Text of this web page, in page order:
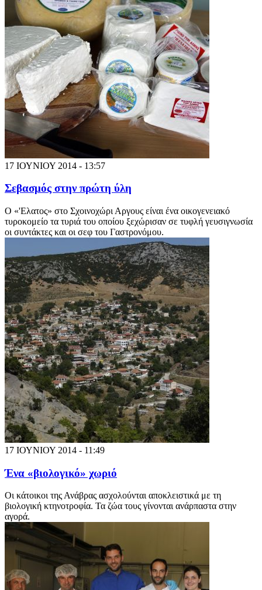
17 ΙΟΥΝΙΟΥ 2014 - 13:57
Σεβασμός στην πρώτη ύλη
Ο «'Ελατος» στο Σχοινοχώρι Αργους είναι ένα οικογενειακό
τυροκομείο τα τυριά του οποίου ξεχώρισαν σε τυφλή γευσιγνωσία
οι συντάκτες και οι σεφ του Γαστρονόμου.
17 ΙΟΥΝΙΟΥ 2014 - 11:49
Ένα «βιολογικό» χωριό
Οι κάτοικοι της Ανάβρας ασχολούνται αποκλειστικά με τη
βιολογική κτηνοτροφία. Τα ζώα τους γίνονται ανάρπαστα στην
αγορά.